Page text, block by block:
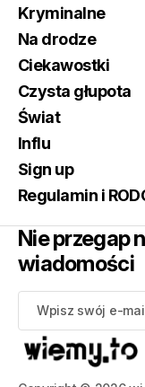
Kryminalne
Na drodze
Ciekawostki
Czysta głupota
Świat
Influ
Sign up
Regulamin i
Nie przegap
wiadomości